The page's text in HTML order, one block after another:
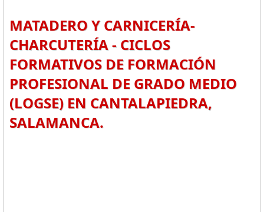
MATADERO Y CARNICERÍA-
CHARCUTERÍA - CICLOS
FORMATIVOS DE FORMACIÓN
PROFESIONAL DE GRADO MEDIO
(LOGSE) EN CANTALAPIEDRA,
SALAMANCA.